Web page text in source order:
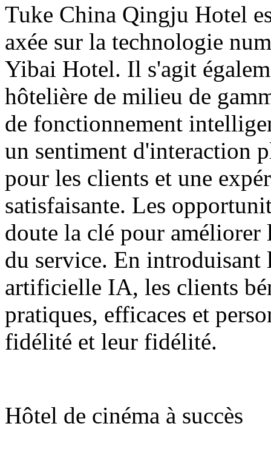
Tuke China Qingju Hotel
axée sur la technologie
Yibai Hotel. Il s'agit
hôtelière de milieu de
de fonctionnement
un sentiment d'interaction
pour les clients et une
satisfaisante. Les
doute la clé pour améliorer
du service. En
artificielle IA, les clients
pratiques, efficaces et
fidélité et leur fidélité.
Hôtel de cinéma à succès